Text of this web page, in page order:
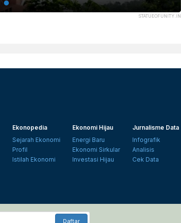
STATUEOFUNITY.IN
Ekonopedia
Sejarah Ekonomi
Profil
Istilah Ekonomi
Ekonomi Hijau
Energi Baru
Ekonomi Sirkular
Investasi Hijau
Jurnalisme Data
Infografik
Analisis
Cek Data
Daftar